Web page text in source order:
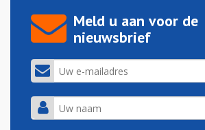
Meld u aan voor de
nieuwsbrief